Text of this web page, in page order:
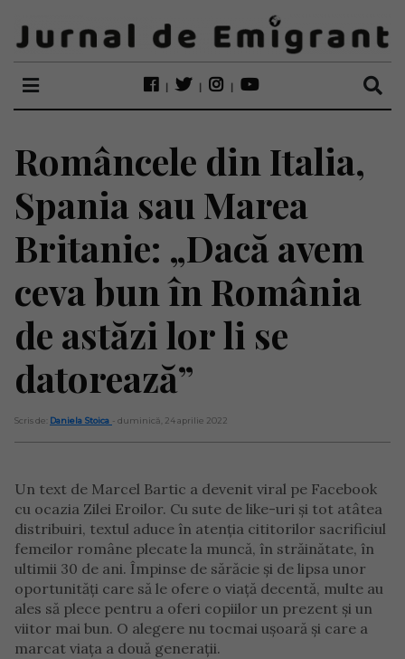
Româncele din Italia,
Spania sau Marea
Britanie: „Dacă avem
ceva bun în România
de astăzi lor li se
datorează”
Scris de: Daniela Stoica - duminică, 24 aprilie 2022
Un text de Marcel Bartic a devenit viral pe Facebook
cu ocazia Zilei Eroilor. Cu sute de like-uri și tot atâtea
distribuiri, textul aduce în atenția cititorilor sacrificiul
femeilor române plecate la muncă, în străinătate, în
ultimii 30 de ani. Împinse de sărăcie și de lipsa unor
oportunități care să le ofere o viață decentă, multe au
ales să plece pentru a oferi copiilor un prezent și un
viitor mai bun. O alegere nu tocmai ușoară și care a
marcat viața a două generații.